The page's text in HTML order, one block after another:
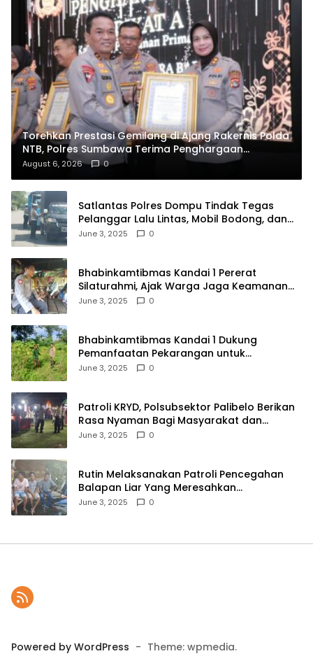
Torehkan Prestasi Gemilang di Ajang Rakernis Polda
NTB, Polres Sumbawa Terima Penghargaan
Pelayanan Prima Kapolri
August 6, 2026 0
Satlantas Polres Dompu Tindak Tegas
Pelanggar Lalu Lintas, Mobil Bodong, dan
Kendaraan Tak Bayar Pajak
June 3, 2025 0
Bhabinkamtibmas Kandai 1 Pererat
Silaturahmi, Ajak Warga Jaga Keamanan
Lingkungan
June 3, 2025 0
Bhabinkamtibmas Kandai 1 Dukung
Pemanfaatan Pekarangan untuk
Ketahanan Pangan Menuju Indonesia Emas
June 3, 2025 0
Patroli KRYD, Polsubsektor Palibelo Berikan
Rasa Nyaman Bagi Masyarakat dan
Antisipasi Aksi Menjurus Premanisme
June 3, 2025 0
Rutin Melaksanakan Patroli Pencegahan
Balapan Liar Yang Meresahkan
Masyarakat, Polsek Soromandi
June 3, 2025 0
Powered by WordPress - Theme: wpmedia.